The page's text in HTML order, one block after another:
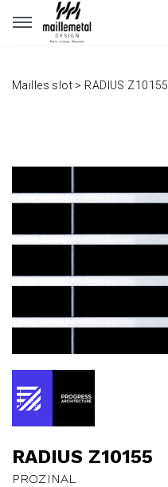
Panneau de gestion des cookies
Mailles slot > RADIUS Z10155
RADIUS Z10155
PROZINAL